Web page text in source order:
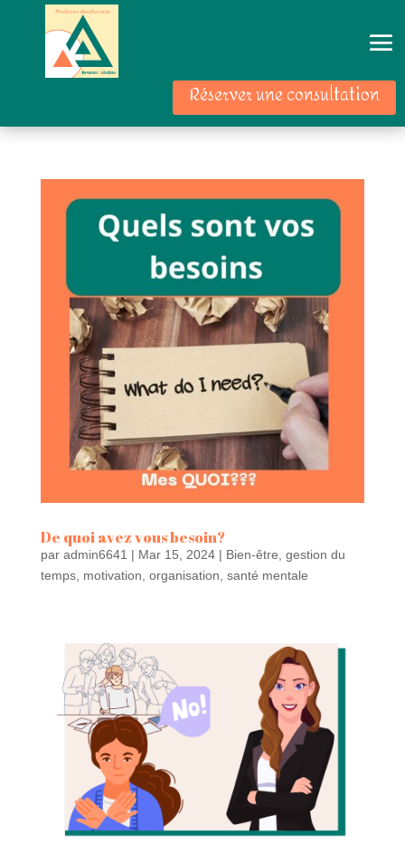
Réserver une consultation
De quoi avez vous besoin?
par admin6641 | Mar 15, 2024| Bien-être, gestion du
temps, motivation, organisation, santé mentale